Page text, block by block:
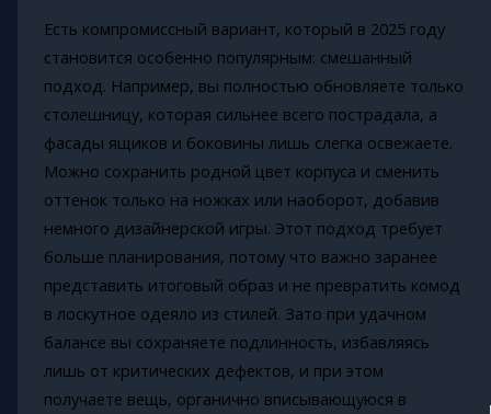
Есть компромиссный вариант, который в 2025 году
становится особенно популярным: смешанный
подход. Например, вы полностью обновляете только
столешницу, которая сильнее всего пострадала, а
фасады ящиков и боковины лишь слегка освежаете.
Можно сохранить родной цвет корпуса и сменить
оттенок только на ножках или наоборот, добавив
немного дизайнерской игры. Этот подход требует
больше планирования, потому что важно заранее
представить итоговый образ и не превратить комод
в лоскутное одеяло из стилей. Зато при удачном
балансе вы сохраняете подлинность, избавляясь
лишь от критических дефектов, и при этом
получаете вещь, органично вписывающуюся в